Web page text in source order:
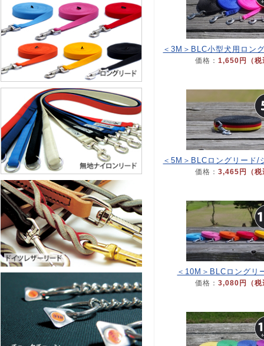
＜3M＞BLC小型犬用ロン
価格： 1,650円（税
＜5M＞BLCロングリード/
価格： 3,465円（税
＜10M＞BLCロングリ
価格： 3,080円（税